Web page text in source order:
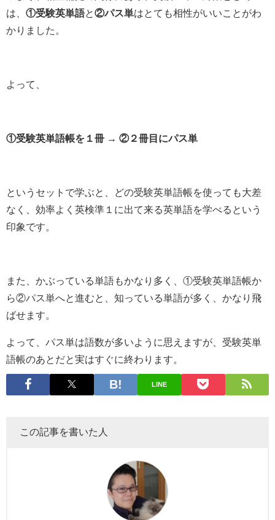
は、 ①受験英単語と②パス単はとても相性がいいことがわ
かりました。
よって、
①受験英単語帳を１冊 → ②２冊目にパス単
というセットで学ぶと、どの受験英単語帳を使っても大差
なく、効率よく英検準１に出て来る英単語を学べるという
印象です。
また、かぶっている単語もかなり多く、①受験英単語帳か
ら②パス単へと進むと、知っている単語が多く、かなり飛
ばせます。
よって、パス単は語数が多いように思えますが、受験英単
語帳のあとだと実はすぐに終わります。
LINE
この記事を書いた人